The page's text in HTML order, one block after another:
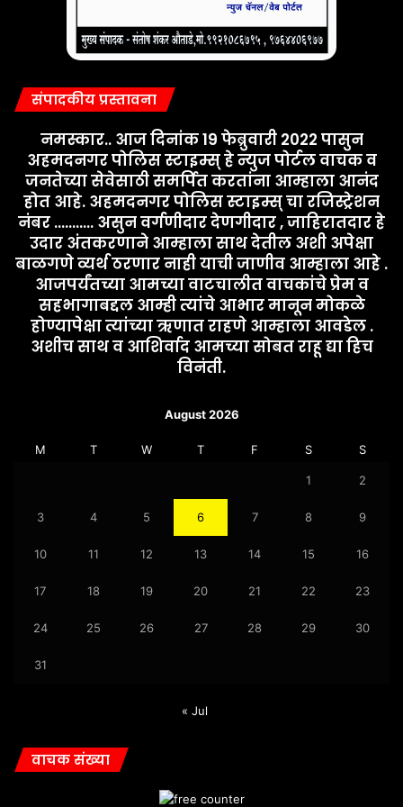
संपादकीय प्रस्तावना
नमस्कार.. आज दिनांक 19 फेब्रुवारी 2022 पासुन
अहमदनगर पोलिस स्टाइम्स् हे न्युज पोर्टल वाचक व
जनतेच्या सेवेसाठी समर्पित करतांना आम्हाला आनंद
होत आहे. अहमदनगर पोलिस स्टाइम्स् चा रजिस्ट्रेशन
नंबर ........... असुन वर्गणीदार देणगीदार , जाहिरातदार हे
उदार अंतकरणाने आम्हाला साथ देतील अशी अपेक्षा
बाळगणे व्यर्थ ठरणार नाही याची जाणीव आम्हाला आहे .
आजपर्यंतच्या आमच्या वाटचालीत वाचकांचे प्रेम व
सहभागाबद्दल आम्ही त्यांचे आभार मानून मोकळे
होण्यापेक्षा त्यांच्या ऋणात राहणे आम्हाला आवडेल .
अशीच साथ व आशिर्वाद आमच्या सोबत राहू द्या हिच
विनंती.
August 2026
M T W T F S S
1 2
3 4 5 6 7 8 9
10 11 12 13 14 15 16
17 18 19 20 21 22 23
24 25 26 27 28 29 30
31
« Jul
वाचक संख्या